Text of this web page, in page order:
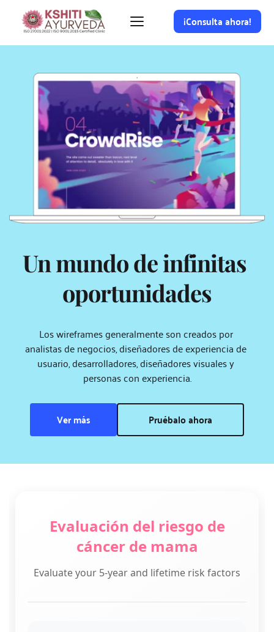
¡Consulta ahora!
Un mundo de infinitas
oportunidades
Los wireframes generalmente son creados por
analistas de negocios, diseñadores de experiencia de
usuario, desarrolladores, diseñadores visuales y
personas con experiencia.
Ver más Pruébalo ahora
Evaluación del riesgo de
cáncer de mama
Evaluate your 5-year and lifetime risk factors